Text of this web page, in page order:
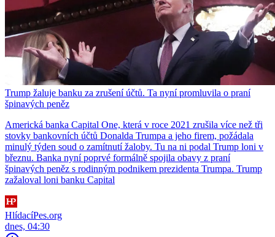
Trump žaluje banku za zrušení účtů. Ta nyní promluvila o praní
špinavých peněz
Americká banka Capital One, která v roce 2021 zrušila více než tři
stovky bankovních účtů Donalda Trumpa a jeho firem, požádala
minulý týden soud o zamítnutí žaloby. Tu na ni podal Trump loni v
březnu. Banka nyní poprvé formálně spojila obavy z praní
špinavých peněz s rodinným podnikem prezidenta Trumpa. Trump
zažaloval loni banku Capital
HlídacíPes.org
dnes, 04:30